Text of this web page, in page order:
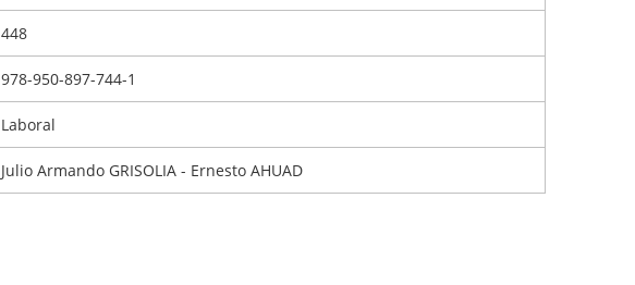
448
978-950-897-744-1
Laboral
Julio Armando GRISOLIA - Ernesto AHUAD